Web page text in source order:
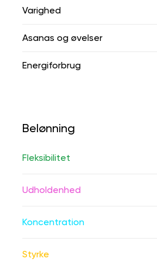
Varighed
Asanas og øvelser
Energiforbrug
Belønning
Fleksibilitet
Udholdenhed
Koncentration
Styrke